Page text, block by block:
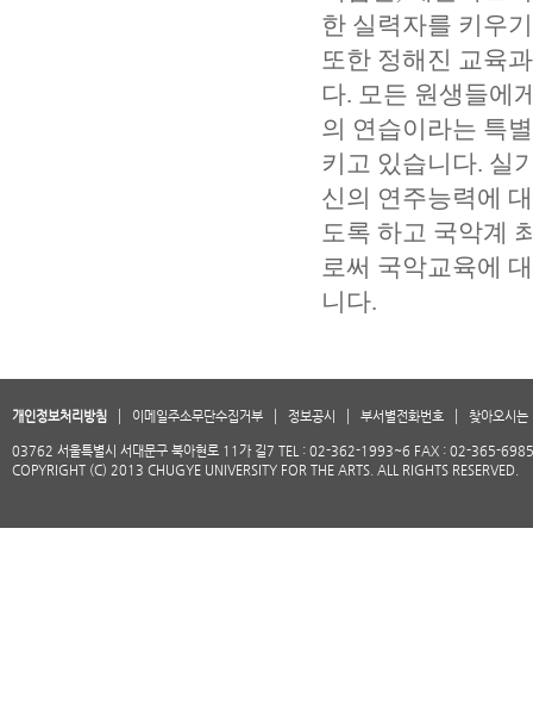
한 실력자를 키우
또한 정해진 교육
다. 모든 원생들에
의 연습이라는 특
키고 있습니다. 실
신의 연주능력에
도록 하고 국악계
로써 국악교육에
니다.
개인정보처리방침 이메일주소무단수집거부 정보공시 부서별전화번호 찾아오시는
03762 서울특별시 서대문구 북아현로 11가 길7 TEL : 02-362-1993~6 FAX : 02-365-6985
COPYRIGHT (C) 2013 CHUGYE UNIVERSITY FOR THE ARTS. ALL RIGHTS RESERVED.